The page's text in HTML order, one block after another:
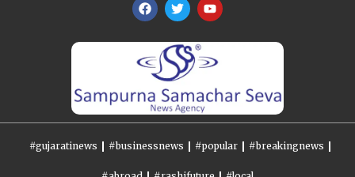
#gujaratinews #businessnews #popular #breakingnews